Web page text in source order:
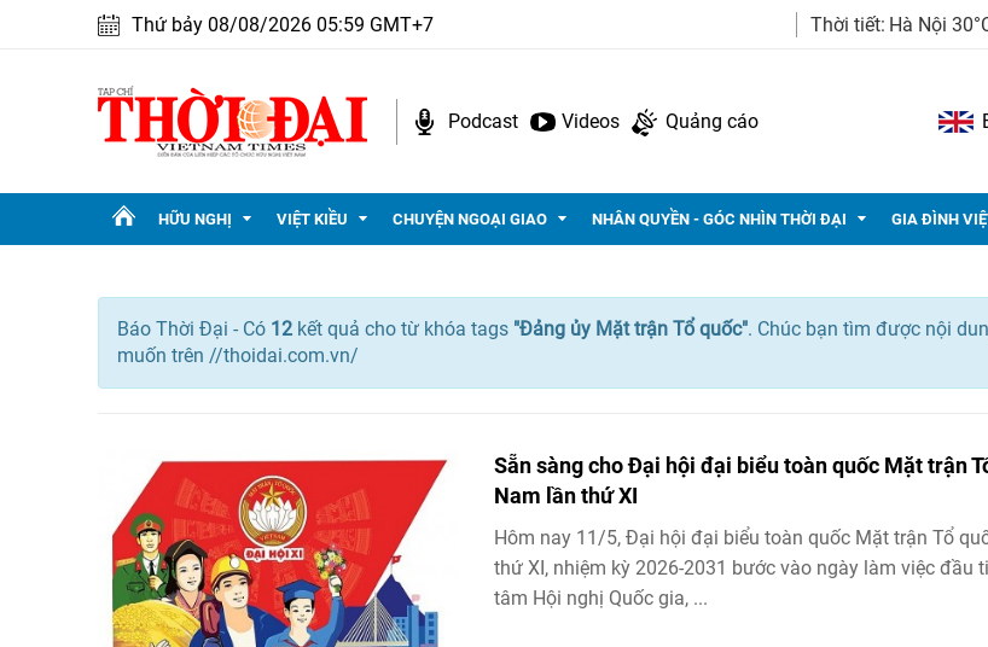
Thứ bảy 08/08/2026 05:59 GMT+7 Thời tiết: Hà Nội
Podcast Videos Quảng cáo
HỮU NGHỊ VIỆT KIỀU CHUYỆN NGOẠI GIAO NHÂN QUYỀN - GÓC NHÌN THỜI ĐẠI GIA ĐÌNH
Báo Thời Đại - Có 12 kết quả cho từ khóa tags "Đảng ủy Mặt trận Tổ quốc". Chúc bạn tìm được nội
muốn trên //thoidai.com.vn/
Sẵn sàng cho Đại hội đại biểu toàn quốc Mặt trận
Nam lần thứ XI
Hôm nay 11/5, Đại hội đại biểu toàn quốc Mặt trận Tổ
thứ XI, nhiệm kỳ 2026-2031 bước vào ngày làm việc đầu
tâm Hội nghị Quốc gia, ...